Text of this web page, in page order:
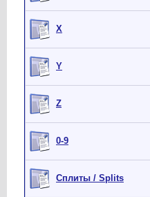
X
Y
Z
0-9
Сплиты / Splits